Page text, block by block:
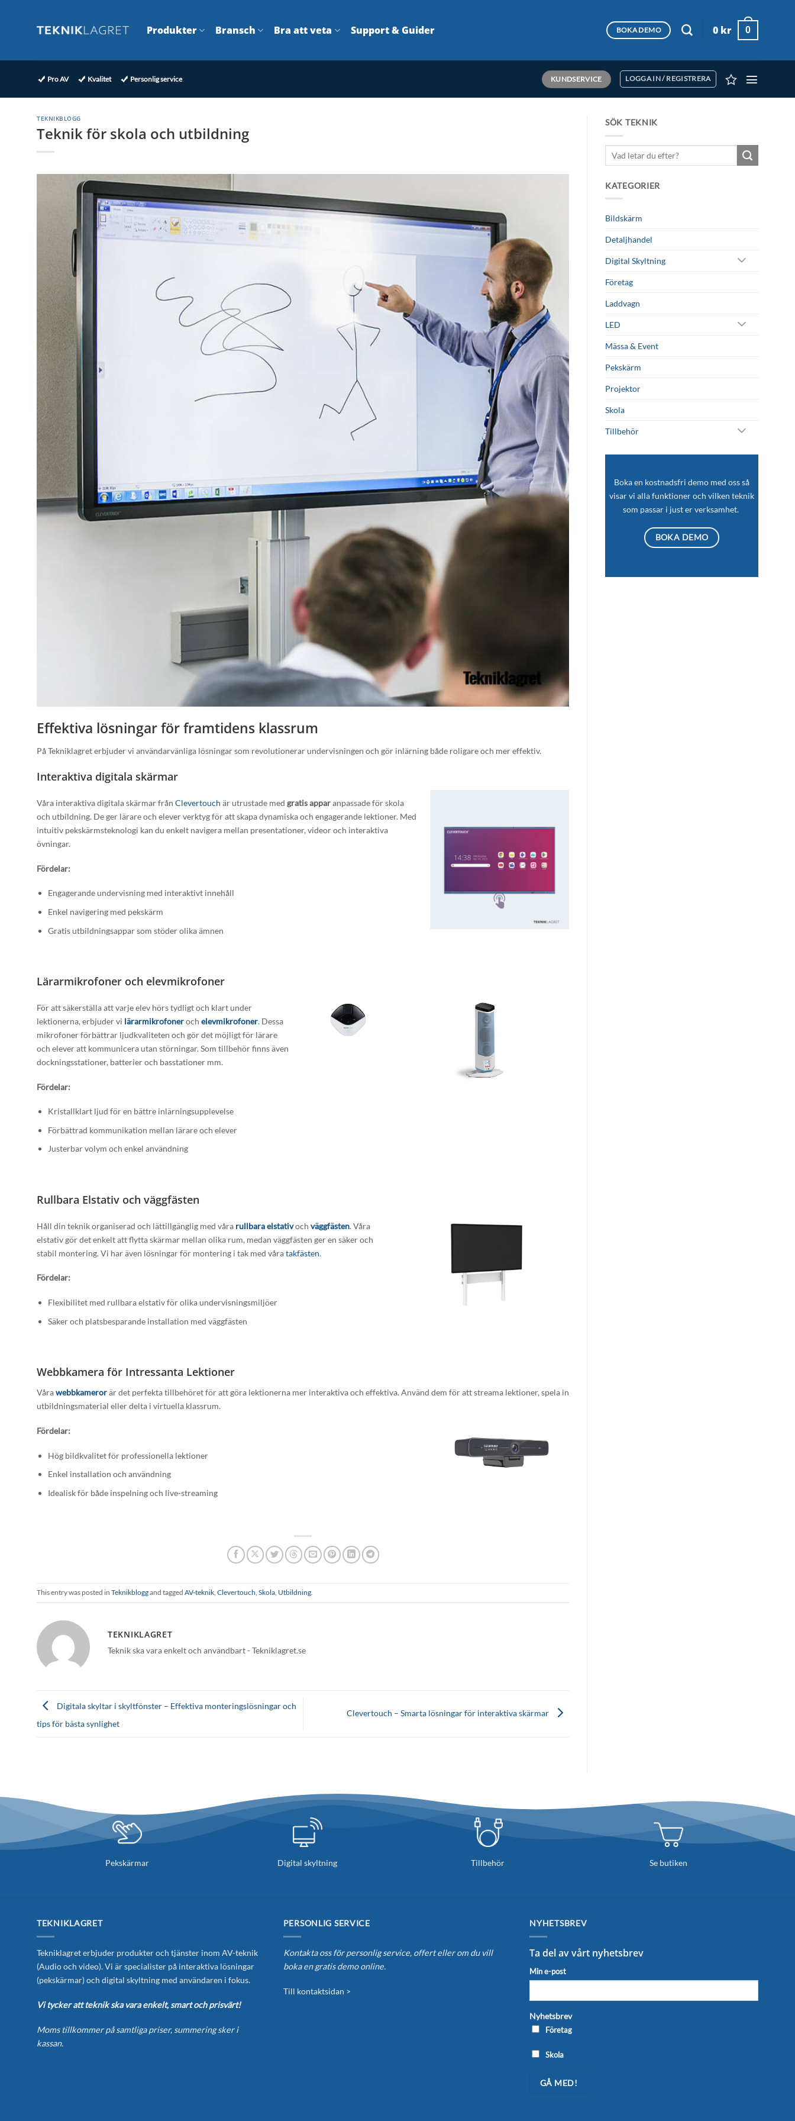
Produkter Bransch Bra att veta Support & Guider BOKA DEMO 0 kr 0
Pro AV Kvalitet Personlig service KUNDSERVICE LOGGA IN / REGISTRERA
TEKNIKBLOGG
Teknik för skola och utbildning
Effektiva lösningar för framtidens klassrum
På Tekniklagret erbjuder vi användarvänliga lösningar som revolutionerar undervisningen och gör inlärning både roligare och mer effektiv.
Interaktiva digitala skärmar
Våra interaktiva digitala skärmar från Clevertouch är utrustade med gratis apparanpassade för skola
och utbildning. De ger lärare och elever verktyg för att skapa dynamiska och engagerande lektioner. Med
intuitiv pekskärmsteknologi kan du enkelt navigera mellan presentationer, videor och interaktiva
övningar.
Fördelar:
Engagerande undervisning med interaktivt innehåll
Enkel navigering med pekskärm
Gratis utbildningsappar som stöder olika ämnen
Lärarmikrofoner och elevmikrofoner
För att säkerställa att varje elev hörs tydligt och klart under
lektionerna, erbjuder vi lärarmikrofoneroch elevmikrofoner. Dessa
mikrofoner förbättrar ljudkvaliteten och gör det möjligt för lärare
och elever att kommunicera utan störningar. Som tillbehör finns även
dockningsstationer, batterier och basstationer mm.
Fördelar:
Kristallklart ljud för en bättre inlärningsupplevelse
Förbättrad kommunikation mellan lärare och elever
Justerbar volym och enkel användning
Rullbara Elstativ och väggfästen
Håll din teknik organiserad och lättillgänglig med våra rullbara elstativoch väggfästen. Våra
elstativ gör det enkelt att flytta skärmar mellan olika rum, medan väggfästen ger en säker och
stabil montering. Vi har även lösningar för montering i tak med våratakfästen.
Fördelar:
Flexibilitet med rullbara elstativ för olika undervisningsmiljöer
Säker och platsbesparande installation med väggfästen
Webbkamera för Intressanta Lektioner
Vårawebbkamerorär det perfekta tillbehöret för att göra lektionerna mer interaktiva och effektiva. Använd dem för att streama lektioner, spela in
utbildningsmaterial eller delta i virtuella klassrum.
Fördelar:
Hög bildkvalitet för professionella lektioner
Enkel installation och användning
Idealisk för både inspelning och live-streaming
This entry was posted in Teknikbloggand tagged AV-teknik Clevertouch Skola Utbildning
TEKNIKLAGRET
Teknik ska vara enkelt och användbart - Tekniklagret.se
Digitala skyltar i skyltfönster – Effektiva monteringslösningar och
tips för bästa synlighet
Clevertouch – Smarta lösningar för interaktiva skärmar
SÖK TEKNIK
KATEGORIER
Bildskärm
Detaljhandel
Digital Skyltning
Företag
Laddvagn
LED
Mässa & Event
Pekskärm
Projektor
Skola
Tillbehör
Boka en kostnadsfri demo med oss så
visar vi alla funktioner och vilken teknik
som passar i just er verksamhet.
BOKA DEMO
Pekskärmar Digital skyltning Tillbehör Se butiken
TEKNIKLAGRET
Tekniklagret erbjuder produkter och tjänster inom AV-teknik
(Audio och video). Vi är specialister på interaktiva lösningar
(pekskärmar) och digital skyltning med användaren i fokus.
Vi tycker att teknik ska vara enkelt, smart och prisvärt!
Moms tillkommer på samtliga priser, summering sker i
kassan.
PERSONLIG SERVICE
Kontakta oss för personlig service, offert eller om du vill
boka en gratis demo online.
Till kontaktsidan >
NYHETSBREV
Ta del av vårt nyhetsbrev
Min e-post
Nyhetsbrev
Företag
Skola